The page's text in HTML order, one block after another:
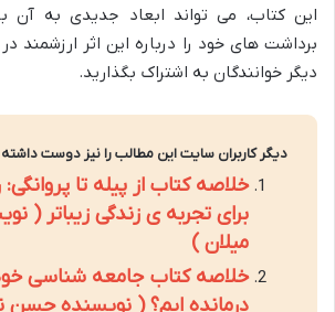
این کتاب، می تواند ابعاد جدیدی به آن
برداشت های خود را درباره این اثر ارزشمند
دیگر خوانندگان به اشتراک بگذارید.
دیگر کاربران سایت این مطالب را نیز دوست داشته
خلاصه کتاب از پیله تا
برای تجربه ی زندگی زیباتر (
میلان )
خلاصه کتاب جامعه شناسی
درمانده ایم؟ ( نویسنده حسن